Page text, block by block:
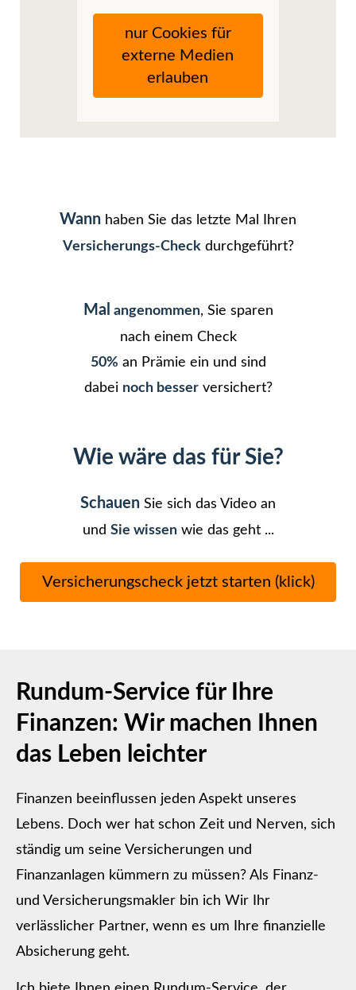
nur Cookies für
externe Medien
erlauben
Wann haben Sie das letzte Mal Ihren
Versicherungs-Checkdurchgeführt?
Mal angenommen, Sie sparen
nach einem Check
50% an Prämie ein und sind
dabei noch besserversichert?
Wie wäre das für Sie?
Schauen Sie sich das Video an
und Sie wissenwie das geht ...
Versicherungscheck jetzt starten (klick)
Rundum-Service für Ihre
Finanzen: Wir machen Ihnen
das Leben leichter
Finanzen beeinflussen jeden Aspekt unseres
Lebens. Doch wer hat schon Zeit und Nerven, sich
ständig um seine Versicherungen und
Finanzanlagen kümmern zu müssen? Als Finanz-
und Ver­sicherungs­makler bin ich Wir Ihr
verlässlicher Partner, wenn es um Ihre finanzielle
Absicherung geht.